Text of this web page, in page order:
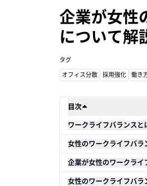
企業が女性
について解
タグ
オフィス分散 採用強化 働き
目次
ワークライフバランスと
女性のワークライフバラ
企業が女性のワークラ
女性のワークライフバ